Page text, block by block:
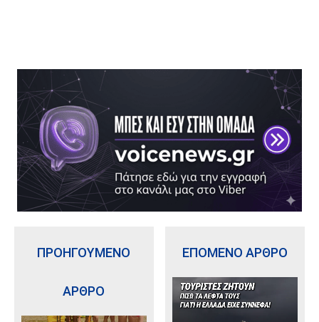
ΠΡΟΗΓΟΥΜΕΝΟ
ΑΡΘΡΟ
ΕΠΟΜΕΝΟ ΑΡΘΡΟ